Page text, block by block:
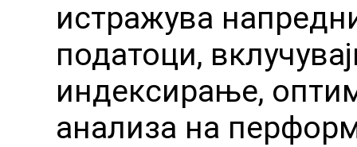
истражува
податоци,
индексирање,
анализа на